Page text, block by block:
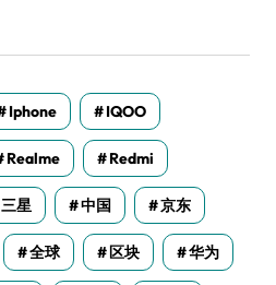
Iphone IQOO
Realme Redmi
三星 中国 京东
全球 区块 华为